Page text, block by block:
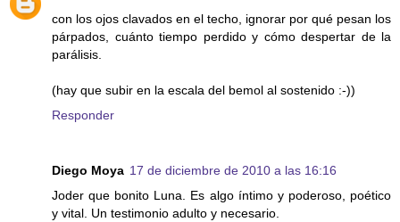
con los ojos clavados en el techo, ignorar por qué pesan los
párpados, cuánto tiempo perdido y cómo despertar de la
parálisis.
(hay que subir en la escala del bemol al sostenido :-))
Responder
Diego Moya 17 de diciembre de 2010 a las 16:16
Joder que bonito Luna. Es algo íntimo y poderoso, poético
y vital. Un testimonio adulto y necesario.